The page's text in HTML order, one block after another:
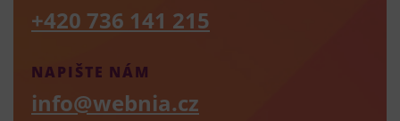
NAPIŠTE NÁM
info@webnia.cz
+420 736 141 215